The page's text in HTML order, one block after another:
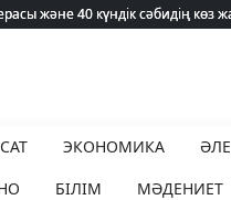
және 40 күндік сәбидің
және 40 күндік сәбидің
ЭКОНОМИКА
БІЛІМ МӘДЕНИЕТ